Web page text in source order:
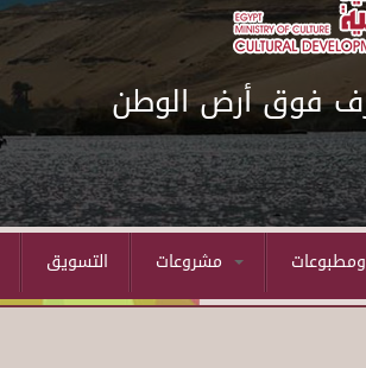
فوق أرض الوطن
التسويق